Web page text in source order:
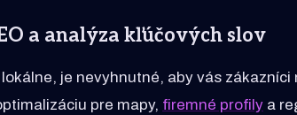
a analýza kľúčových slov
je nevyhnutné, aby vás
pre mapy, firemné profily a